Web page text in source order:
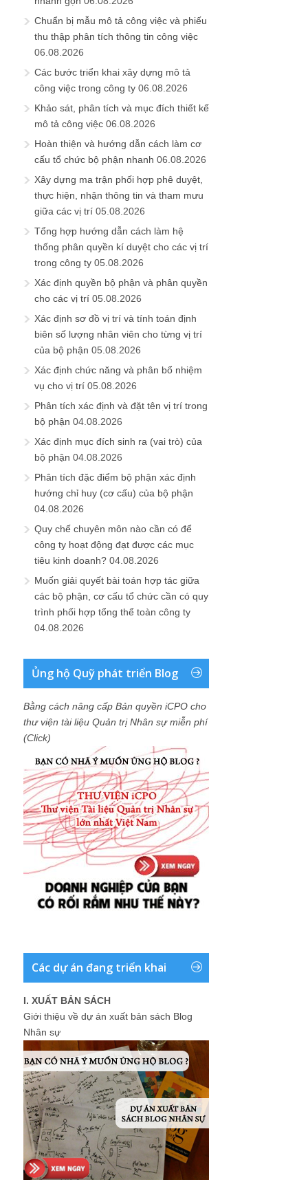
Chuẩn bị mẫu mô tả công việc và phiếu
thu thập phân tích thông tin công việc
06.08.2026
Các bước triển khai xây dựng mô tả
công việc trong công ty 06.08.2026
Khảo sát, phân tích và mục đích thiết kế
mô tả công việc 06.08.2026
Hoàn thiện và hướng dẫn cách làm cơ
cấu tổ chức bộ phận nhanh 06.08.2026
Xây dựng ma trận phối hợp phê duyệt,
thực hiện, nhận thông tin và tham mưu
giữa các vị trí 05.08.2026
Tổng hợp hướng dẫn cách làm hệ
thống phân quyền kí duyệt cho các vị trí
trong công ty 05.08.2026
Xác định quyền bộ phận và phân quyền
cho các vị trí 05.08.2026
Xác định sơ đồ vị trí và tính toán định
biên số lượng nhân viên cho từng vị trí
của bộ phận 05.08.2026
Xác định chức năng và phân bổ nhiệm
vụ cho vị trí 05.08.2026
Phân tích xác định và đặt tên vị trí trong
bộ phận 04.08.2026
Xác định mục đích sinh ra (vai trò) của
bộ phận 04.08.2026
Phân tích đặc điểm bộ phận xác định
hướng chỉ huy (cơ cấu) của bộ phận
04.08.2026
Quy chế chuyên môn nào cần có để
công ty hoạt động đạt được các mục
tiêu kinh doanh? 04.08.2026
Muốn giải quyết bài toán hợp tác giữa
các bộ phận, cơ cấu tổ chức cần có quy
trình phối hợp tổng thể toàn công ty
04.08.2026
Ủng hộ Quỹ phát triển Blog
Bằng cách nâng cấp Bản quyền iCPO cho
thư viện tài liệu Quản trị Nhân sự miễn phí
(Click)
Các dự án đang triển khai
I. XUẤT BẢN SÁCH
Giới thiệu về dự án xuất bản sách Blog
Nhân sự